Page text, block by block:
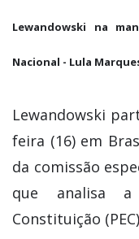
Lewandowski na
Nacional - Lula
Lewandowski
feira (16) em
da comissão
que analisa
Constituição